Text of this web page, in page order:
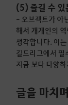
(5) 즐길 수 있
- 오브젝트가 아
해서 개개인의
생각합니다. 이
길드리그에서 필
지금 보다 다양
글을 마치며